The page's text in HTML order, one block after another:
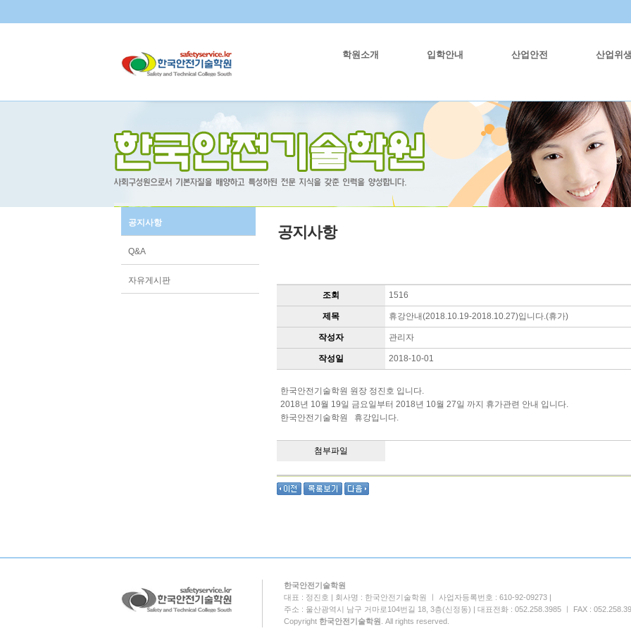
학원소개 입학안내 산업안전 산업위
공지사항
Q&A
자유게시판
공지사항
조회 1516
제목 휴강안내(2018.10.19-2018.10.27)입니다.(휴가)
작성자 관리자
작성일 2018-10-01
한국안전기술학원 원장 정진호 입니다.
2018년 10월 19일 금요일부터 2018년 10월 27일 까지 휴가관련 안내 입니다.
한국안전기술학원 휴강입니다.
첨부파일
한국안전기술학원
대표 : 정진호 | 회사명 : 한국안전기술학원 ㅣ 사업자등록번호 : 610-92-09273 |
주소 : 울산광역시 남구 거마로104번길 18, 3층(신정동) | 대표전화 : 052.258.3985 ㅣ FAX :
Copyright 한국안전기술학원 . All rights reserved.